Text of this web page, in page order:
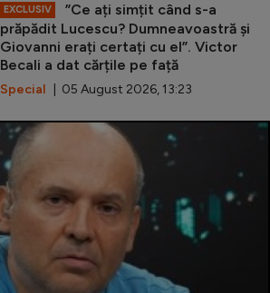
EXCLUSIV
”Ce ați simțit când s-a
prăpădit Lucescu? Dumneavoastră și
Giovanni erați certați cu el”. Victor
Becali a dat cărțile pe față
Special | 05 August 2026, 13:23